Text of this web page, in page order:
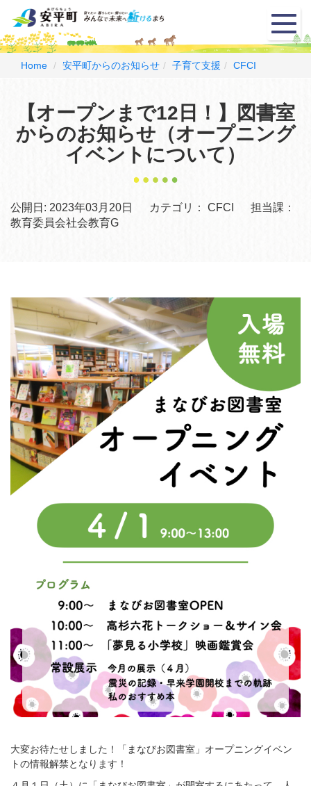
メ
ニ
ュ
Home 安平町からのお知らせ 子育て支援 CFCI
【オープンまで12日！】図書室
からのお知らせ（オープニング
イベントについて）
公開日: 2023年03月20日 カテゴリ： CFCI
担当課：
教育委員会社会教育G
大変お待たせしました！「まなびお図書室」オープニングイベン
トの情報解禁となります！